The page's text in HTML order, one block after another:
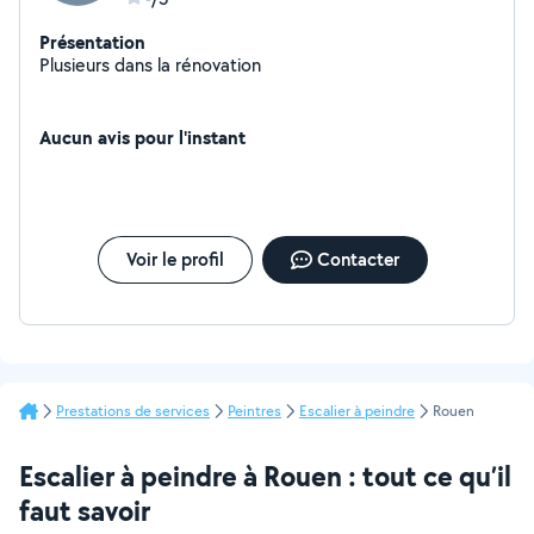
Présentation
Plusieurs dans la rénovation
Aucun avis pour l'instant
Voir le profil Contacter
Prestations de services Peintres Escalier à peindre Rouen
Escalier à peindre à Rouen : tout ce qu’il
faut savoir